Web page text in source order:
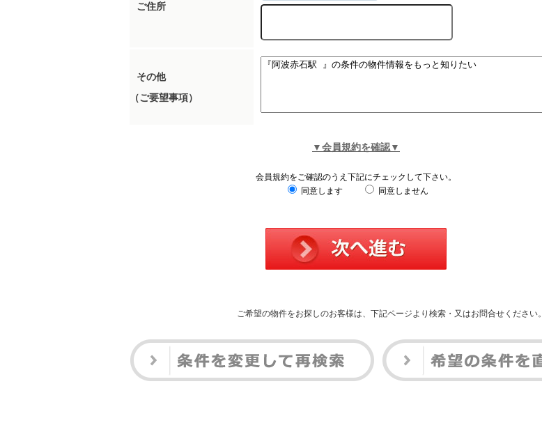
ご住所
その他
（ご要望事項）
▼会員規約を確認▼
会員規約をご確認のうえ下記にチェックして下さい。
同意します
同意しません
ご希望の物件をお探しのお客様は、下記ページより検索・又はお問合せください。